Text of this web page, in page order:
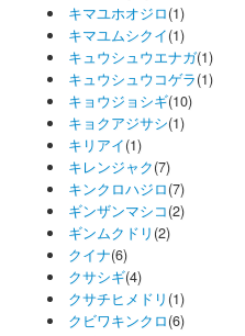
キマユホオジロ(1)
キマユムシクイ(1)
キュウシュウエナガ(1)
キュウシュウコゲラ(1)
キョウジョシギ(10)
キョクアジサシ(1)
キリアイ(1)
キレンジャク(7)
キンクロハジロ(7)
ギンザンマシコ(2)
ギンムクドリ (2)
クイナ(6)
クサシギ(4)
クサチヒメドリ (1)
クビワキンクロ(6)